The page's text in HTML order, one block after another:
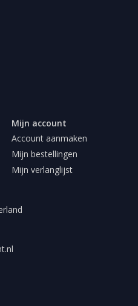
Mijn account
Account aanmaken
Mijn bestellingen
Mijn verlanglijst